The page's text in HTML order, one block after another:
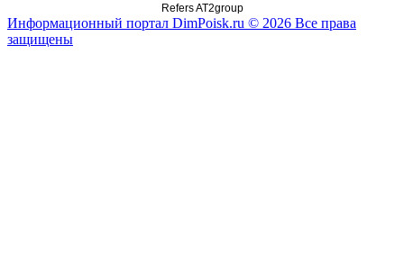
Refers AT2group
Информационный портал DimPoisk.ru © 2026 Все права
защищены